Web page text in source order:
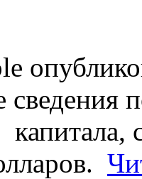
сведения